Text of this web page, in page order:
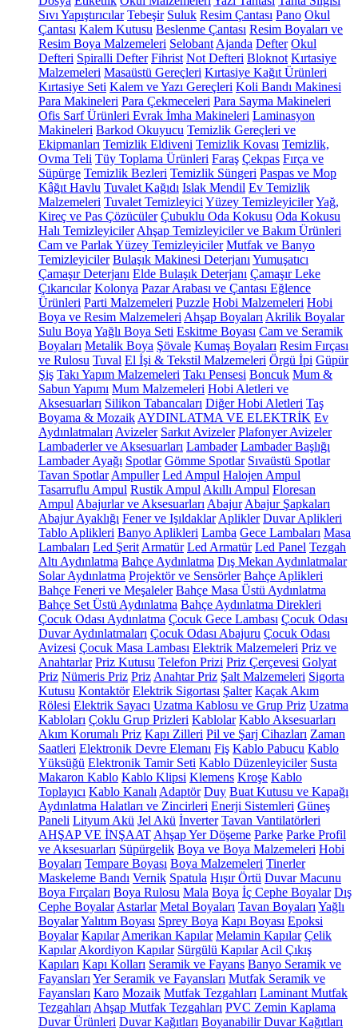
Sıvı Yapıştırıcılar Tebeşir Suluk Resim Çantası Pano Okul
Çantası Kalem Kutusu Beslenme Çantası Resim Boyaları ve
Resim Boya Malzemeleri Selobant Ajanda Defter Okul
Defteri Spiralli Defter Fihrist Not Defteri Bloknot Kırtasiye
Malzemeleri Masaüstü Gereçleri Kırtasiye Kağıt Ürünleri
Kırtasiye Seti Kalem ve Yazı Gereçleri Koli Bandı Makinesi
Para Makineleri Para Çekmeceleri Para Sayma Makineleri
Ofis Sarf Ürünleri Evrak İmha Makineleri Laminasyon
Makineleri Barkod Okuyucu Temizlik Gereçleri ve
Ekipmanları Temizlik Eldiveni Temizlik Kovası Temizlik,
Ovma Teli Tüy Toplama Ürünleri Faraş Çekpas Fırça ve
Süpürge Temizlik Bezleri Temizlik Süngeri Paspas ve Mop
Kâğıt Havlu Tuvalet Kağıdı Islak Mendil Ev Temizlik
Malzemeleri Tuvalet Temizleyici Yüzey TemizleyicilerYağ,
Kireç ve Pas Çözücüler Çubuklu Oda Kokusu Oda Kokusu
Halı Temizleyiciler Ahşap Temizleyiciler ve Bakım Ürünleri
Cam ve Parlak Yüzey Temizleyiciler Mutfak ve Banyo
Temizleyiciler Bulaşık Makinesi Deterjanı Yumuşatıcı
Çamaşır Deterjanı Elde Bulaşık Deterjanı Çamaşır Leke
Çıkarıcılar Kolonya Pazar Arabası ve Çantası Eğlence
Ürünleri Parti Malzemeleri Puzzle Hobi Malzemeleri Hobi
Boya ve Resim Malzemeleri Ahşap Boyaları Akrilik Boyalar
Sulu Boya Yağlı Boya Seti Eskitme Boyası Cam ve Seramik
Boyaları Metalik Boya Şövale Kumaş Boyaları Resim Fırçası
ve Rulosu Tuval El İşi & Tekstil Malzemeleri Örgü İpi Güpür
Şiş Takı Yapım Malzemeleri Takı Pensesi Boncuk Mum &
Sabun Yapımı Mum Malzemeleri Hobi Aletleri ve
Aksesuarları Silikon Tabancaları Diğer Hobi Aletleri Taş
Boyama & Mozaik AYDINLATMA VE ELEKTRİK Ev
Aydınlatmaları Avizeler Sarkıt Avizeler Plafonyer Avizeler
Lambaderler ve Aksesuarları Lambader Lambader Başlığı
Lambader Ayağı Spotlar Gömme Spotlar Sıvaüstü Spotlar
Tavan Spotlar Ampuller Led Ampul Halojen Ampul
Tasarruflu Ampul Rustik Ampul Akıllı Ampul Floresan
Ampul Abajurlar ve Aksesuarları Abajur Abajur Şapkaları
Abajur Ayaklığı Fener ve Işıldaklar Aplikler Duvar Aplikleri
Tablo Aplikleri Banyo Aplikleri Lamba Gece Lambaları Masa
Lambaları Led Şerit Armatür Led Armatür Led Panel Tezgah
Altı Aydınlatma Bahçe Aydınlatma Dış Mekan Aydınlatmalar
Solar Aydınlatma Projektör ve Sensörler Bahçe Aplikleri
Bahçe Feneri ve Meşaleler Bahçe Masa Üstü Aydınlatma
Bahçe Set Üstü Aydınlatma Bahçe Aydınlatma Direkleri
Çocuk Odası Aydınlatma Çocuk Gece Lambası Çocuk Odası
Duvar Aydınlatmaları Çocuk Odası Abajuru Çocuk Odası
Avizesi Çocuk Masa Lambası Elektrik Malzemeleri Priz ve
Anahtarlar Priz Kutusu Telefon Prizi Priz Çerçevesi Golyat
Priz Nümeris Priz Priz Anahtar Priz Şalt Malzemeleri Sigorta
Kutusu Kontaktör Elektrik Sigortası Şalter Kaçak Akım
Rölesi Elektrik Sayacı Uzatma Kablosu ve Grup Priz Uzatma
Kabloları Çoklu Grup Prizleri Kablolar Kablo Aksesuarları
Akım Korumalı Priz Kapı Zilleri Pil ve Şarj Cihazları Zaman
Saatleri Elektronik Devre Elemanı Fiş Kablo Pabucu Kablo
Yüksüğü Elektronik Tamir Seti Kablo Düzenleyiciler Susta
Makaron Kablo Kablo Klipsi Klemens Kroşe Kablo
Toplayıcı Kablo Kanalı Adaptör Duy Buat Kutusu ve Kapağı
Aydınlatma Halatları ve Zincirleri Enerji Sistemleri Güneş
Paneli Lityum Akü Jel Akü İnverter Tavan Vantilatörleri
AHŞAP VE İNŞAAT Ahşap Yer Döşeme Parke Parke Profil
ve Aksesuarları Süpürgelik Boya ve Boya Malzemeleri Hobi
Boyaları Tempare Boyası Boya Malzemeleri Tinerler
Maskeleme Bandı Vernik Spatula Hışır Örtü Duvar Macunu
Boya Fırçaları Boya Rulosu Mala Boya İç Cephe Boyalar Dış
Cephe Boyalar Astarlar Metal Boyaları Tavan Boyaları Yağlı
BoyalarYalıtım Boyası Sprey Boya Kapı Boyası Epoksi
Boyalar Kapılar Amerikan Kapılar Melamin Kapılar Çelik
Kapılar Akordiyon Kapılar Sürgülü Kapılar Acil Çıkış
Kapıları Kapı Kolları Seramik ve Fayans Banyo Seramik ve
Fayansları Yer Seramik ve Fayansları Mutfak Seramik ve
Fayansları Karo Mozaik Mutfak Tezgahları Laminant Mutfak
Tezgahları Ahşap Mutfak Tezgahları PVC Zemin Kaplama
Duvar Ürünleri Duvar Kağıtları Boyanabilir Duvar Kağıtları